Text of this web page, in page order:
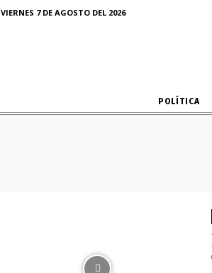
VIERNES 7 DE AGOSTO DEL 2026
POLÍTICA